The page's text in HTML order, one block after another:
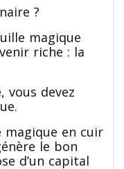
?
magique
riche : la
vous devez
magique en cuir
le bon
d’un capital